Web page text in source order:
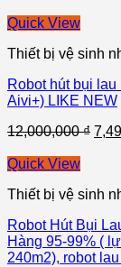
Quick View
Thiết bị vệ sinh
Robot hút bụi
Aivi+) LIKE NEW
12,000,000₫
Quick View
Thiết bị vệ sinh
Robot Hút Bụi
Hàng 95-99% (
240m2), robot